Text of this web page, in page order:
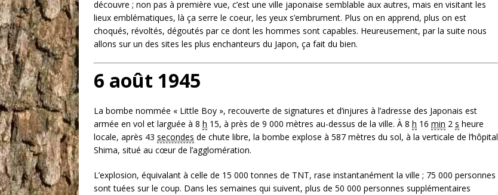
découvre ; non pas à première vue, c’est une ville japonaise semblable aux autres, mais en visitant les
lieux emblématiques, là ça serre le coeur, les yeux s’embrument. Plus on en apprend, plus on est
choqués, révoltés, dégoutés par ce dont les hommes sont capables. Heureusement, par la suite nous
allons sur un des sites les plus enchanteurs du Japon, ça fait du bien.
6 août 1945
La bombe nommée « Little Boy », recouverte de signatures et d’injures à l’adresse des Japonais est
armée en vol et larguée à 8 h 15, à près de 9 000 mètres au-dessus de la ville. À 8 h 16 min 2 s heure
locale, après 43 secondes de chute libre, la bombe explose à 587 mètres du sol, à la verticale de l’hôpital
Shima, situé au cœur de l’agglomération.
L’explosion, équivalant à celle de 15 000 tonnes de TNT, rase instantanément la ville ; 75 000 personnes
sont tuées sur le coup. Dans les semaines qui suivent, plus de 50 000 personnes supplémentaires